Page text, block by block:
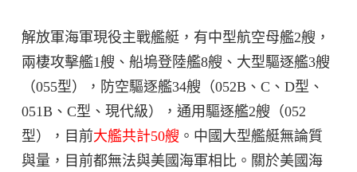
解放軍海軍現役主戰艦艇，有中型航空母艦2艘，
兩棲攻擊艦1艘、船塢登陸艦8艘、大型驅逐艦3艘
（055型），防空驅逐艦34艘（052B、C、D型、
051B、C型、現代級），通用驅逐艦2艘（052
型），目前大艦共計50艘 。中國大型艦艇無論質
與量，目前都無法與美國海軍相比。關於美國海